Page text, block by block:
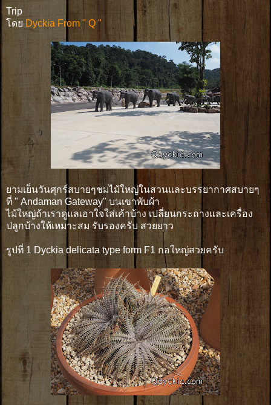
Trip
โดย Dyckia From " Q "
ยามเย็นวันศุกร์สบายๆชมไม้ใหญ่ในสวนและบรรยากาศสบายๆ
ที่ " Andaman Gateway" บนเขาพับผ้า
ไม้ใหญ่ถ้าเราดูแลเอาใจใส่เค้าบ้าง เปลี่ยนกระถางและเครื่อง
ปลูกบ้างให้เหมาะสม รับรองครับ สวยยาว
รูปที่ 1 Dyckia delicata type form F1 กอใหญ่สวยครับ